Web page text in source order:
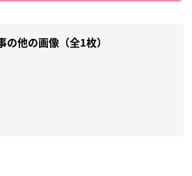
の他の画像（全1枚）